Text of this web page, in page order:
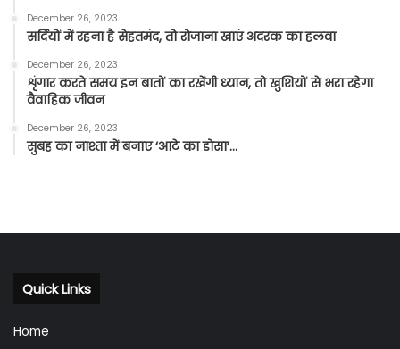
December 26, 2023
सर्दियों में रहना है सेहतमंद, तो रोजाना खाएं अदरक का हलवा
December 26, 2023
शृंगार करते समय इन बातों का रखेंगी ध्यान, तो खुशियों से भरा रहेगा
वैवाहिक जीवन
December 26, 2023
सुबह का नाश्ता में बनाए ‘आटे का डोसा’…
Quick Links
Home